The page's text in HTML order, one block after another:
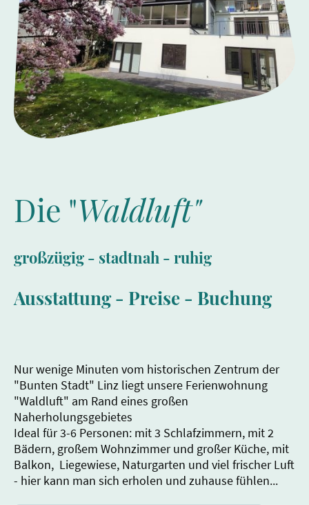
Die "Waldluft"
großzügig - stadtnah - ruhig
Ausstattung - Preise - Buchung
Nur wenige Minuten vom historischen Zentrum der
"Bunten Stadt" Linz liegt unsere Ferienwohnung
"Waldluft" am Rand eines großen
Naherholungsgebietes
Ideal für 3-6 Personen: mit 3 Schlafzimmern, mit 2
Bädern, großem Wohnzimmer und großer Küche, mit
Balkon, Liegewiese, Naturgarten und viel frischer Luft
- hier kann man sich erholen und zuhause fühlen...